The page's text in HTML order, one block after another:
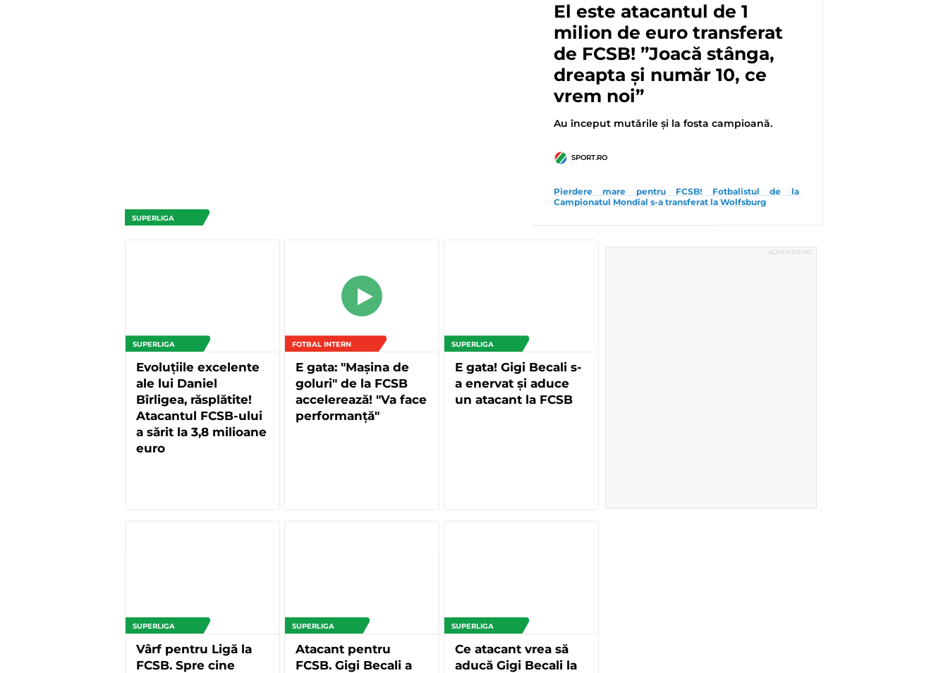
SUPERLIGA
El este atacantul de 1
milion de euro transferat
de FCSB! ”Joacă stânga,
dreapta și număr 10, ce
vrem noi”
Au început mutările și la fosta campioană.
SPORT.RO
Pierdere mare pentru FCSB! Fotbalistul de la
Campionatul Mondial s-a transferat la Wolfsburg
SUPERLIGA
Evoluțiile excelente
ale lui Daniel
Bîrligea, răsplătite!
Atacantul FCSB-ului
a sărit la 3,8 milioane
euro
FOTBAL INTERN
E gata: "Mașina de
goluri" de la FCSB
accelerează! "Va face
performanță"
SUPERLIGA
E gata! Gigi Becali s-
a enervat și aduce
un atacant la FCSB
SUPERLIGA
Vârf pentru Ligă la
FCSB. Spre cine
SUPERLIGA
Atacant pentru
FCSB. Gigi Becali a
SUPERLIGA
Ce atacant vrea să
aducă Gigi Becali la